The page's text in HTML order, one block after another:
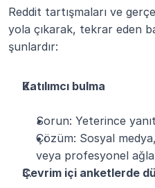
Reddit tartışmaları ve
yola çıkarak, tekrar eden
şunlardır:
Katılımcı bulma
Sorun: Yeterince
Çözüm: Sosyal
veya profesyonel
Çevrim içi anketlerde